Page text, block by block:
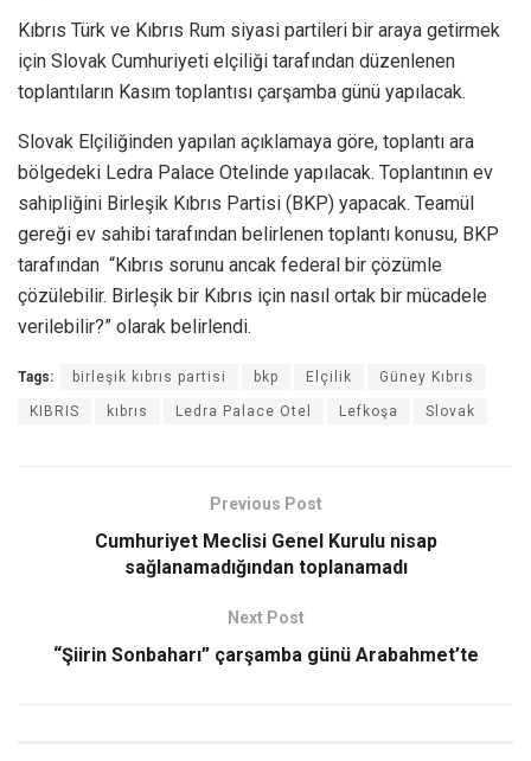
Kıbrıs Türk ve Kıbrıs Rum siyasi partileri bir araya getirmek
için Slovak Cumhuriyeti elçiliği tarafından düzenlenen
toplantıların Kasım toplantısı çarşamba günü yapılacak.
Slovak Elçiliğinden yapılan açıklamaya göre, toplantı ara
bölgedeki Ledra Palace Otelinde yapılacak. Toplantının ev
sahipliğini Birleşik Kıbrıs Partisi (BKP) yapacak. Teamül
gereği ev sahibi tarafından belirlenen toplantı konusu, BKP
tarafından “Kıbrıs sorunu ancak federal bir çözümle
çözülebilir. Birleşik bir Kıbrıs için nasıl ortak bir mücadele
verilebilir?” olarak belirlendi.
Tags: birleşik kıbrıs partisi bkp Elçilik Güney Kıbrıs
KIBRIS kıbrıs Ledra Palace Otel Lefkoşa Slovak
Previous Post
Cumhuriyet Meclisi Genel Kurulu nisap
sağlanamadığından toplanamadı
Next Post
“Şiirin Sonbaharı” çarşamba günü Arabahmet’te